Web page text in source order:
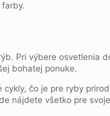
Pri výbere osvetlenia
bohatej ponuke.
čo je pre ryby
nájdete všetko pre